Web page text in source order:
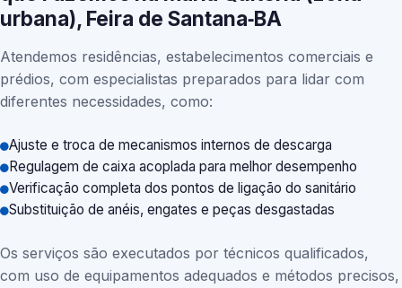
urbana), Feira de Santana‑BA
Atendemos residências, estabelecimentos comerciais e
prédios, com especialistas preparados para lidar com
diferentes necessidades, como:
Ajuste e troca de mecanismos internos de descarga
Regulagem de caixa acoplada para melhor desempenho
Verificação completa dos pontos de ligação do sanitário
Substituição de anéis, engates e peças desgastadas
Os serviços são executados por técnicos qualificados,
com uso de equipamentos adequados e métodos precisos,